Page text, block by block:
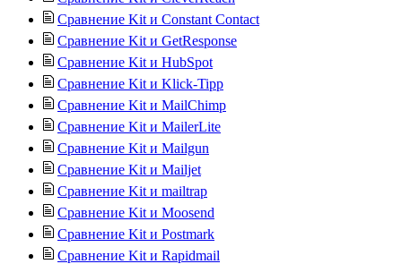
Сравнение Kit и Constant Contact
Сравнение Kit и GetResponse
Сравнение Kit и HubSpot
Сравнение Kit и Klick-Tipp
Сравнение Kit и MailChimp
Сравнение Kit и MailerLite
Сравнение Kit и Mailgun
Сравнение Kit и Mailjet
Сравнение Kit и mailtrap
Сравнение Kit и Moosend
Сравнение Kit и Postmark
Сравнение Kit и Rapidmail